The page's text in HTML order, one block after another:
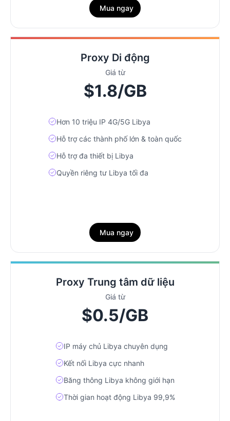
Mua ngay
Proxy Di động
Giá từ
$1.8/GB
Hơn 10 triệu IP 4G/5G Libya
Hỗ trợ các thành phố lớn & toàn quốc
Hỗ trợ đa thiết bị Libya
Quyền riêng tư Libya tối đa
Mua ngay
Proxy Trung tâm dữ liệu
Giá từ
$0.5/GB
IP máy chủ Libya chuyên dụng
Kết nối Libya cực nhanh
Băng thông Libya không giới hạn
Thời gian hoạt động Libya 99,9%